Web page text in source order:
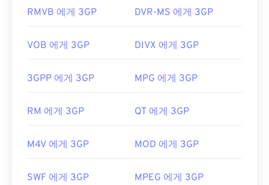
RMVB 에게 3GP DVR-MS 에게 3GP
VOB 에게 3GP DIVX 에게 3GP
3GPP 에게 3GP MPG 에게 3GP
RM 에게 3GP QT 에게 3GP
M4V 에게 3GP MOD 에게 3GP
SWF 에게 3GP MPEG 에게 3GP